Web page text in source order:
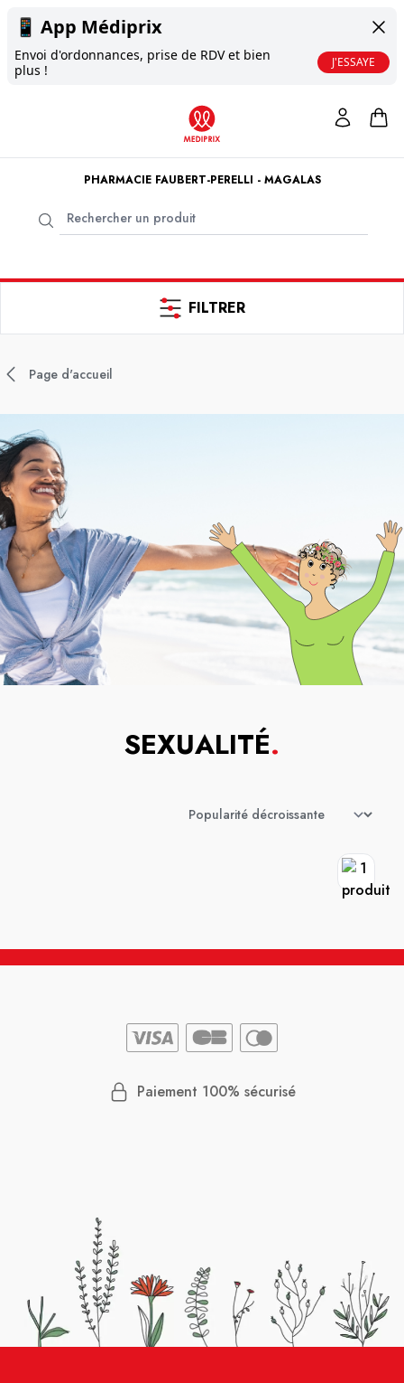
📱 App Médiprix
Envoi d'ordonnances, prise de RDV et bien
plus !
J'ESSAYE
PHARMACIE FAUBERT-PERELLI - MAGALAS
FILTRER
Page d'accueil
SEXUALITÉ.
Paiement 100% sécurisé